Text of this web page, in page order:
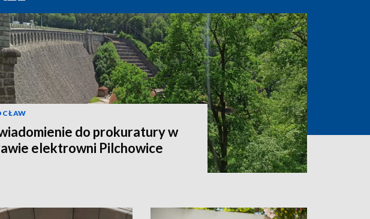
do prokuratury w
elektrowni Pilchowice